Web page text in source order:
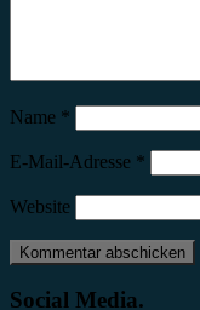
Name *
E-Mail-Adresse *
Website
Social Media.